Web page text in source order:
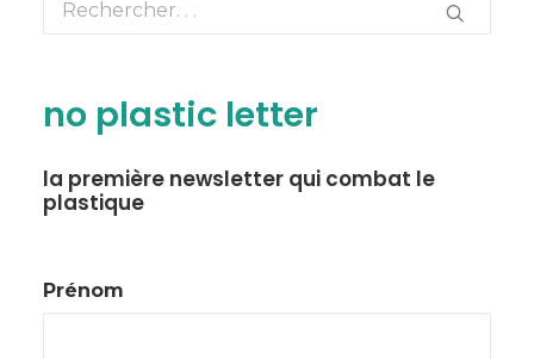
no plastic letter
la première newsletter qui combat le
plastique
Prénom